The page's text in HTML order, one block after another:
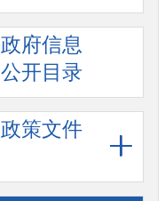
政府信息
公开目录
政策文件